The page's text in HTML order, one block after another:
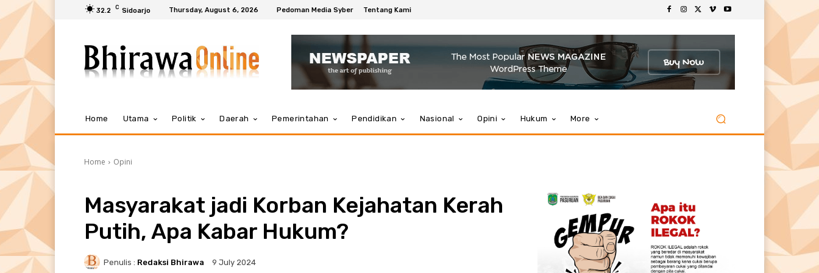
32.2 C Sidoarjo Thursday, August 6, 2026 Pedoman Media Syber Tentang Kami
Home Utama Politik Daerah Pemerintahan Pendidikan Nasional Opini Hukum More
Home Opini
Masyarakat jadi Korban Kejahatan Kerah
Putih, Apa Kabar Hukum?
Penulis : Redaksi Bhirawa 9 July 2024